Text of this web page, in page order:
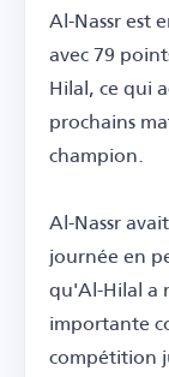
Al-Nassr est
avec 79
Hilal, ce qui
prochains
champion.
Al-Nassr
journée en
qu'Al-Hilal a
importante
compétition